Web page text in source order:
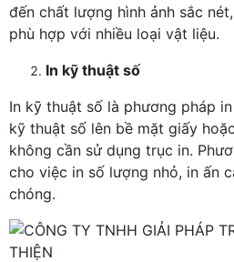
đến chất lượng hình ảnh sắc
phù hợp với nhiều loại vật liệu.
In kỹ thuật số
In kỹ thuật số là phương pháp
kỹ thuật số lên bề mặt giấy
không cần sử dụng trục in.
cho việc in số lượng nhỏ, in ấn
chóng.